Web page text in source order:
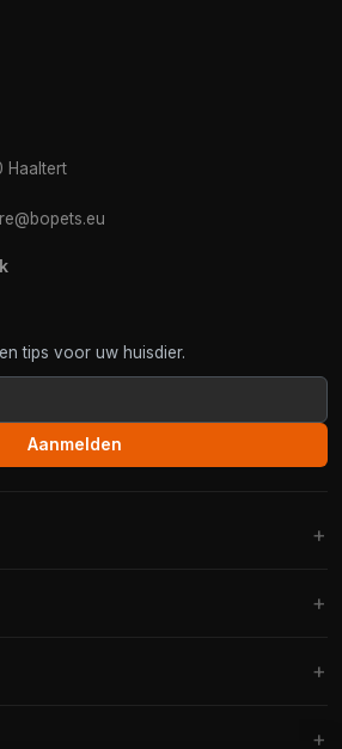
Haaltert
tips voor uw huisdier.
Aanmelden